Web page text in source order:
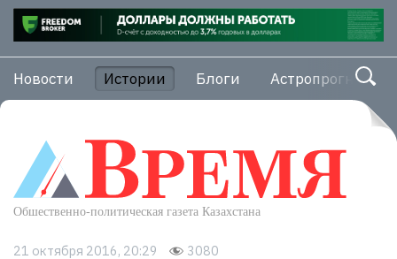
Новости Истории Блоги Астропрогноз
21 октября 2016, 20:29 3080